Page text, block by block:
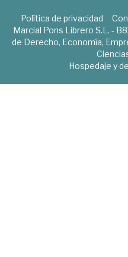
Política de privacidad
Marcial Pons Librero S.L. -
de Derecho, Economía,
Hospedaje y